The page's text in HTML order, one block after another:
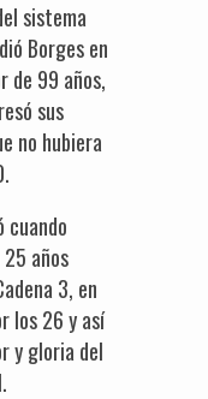
sistema
Borges en
de 99 años,
sus
no hubiera
cuando
años
3, en
los 26 y así
y gloria del